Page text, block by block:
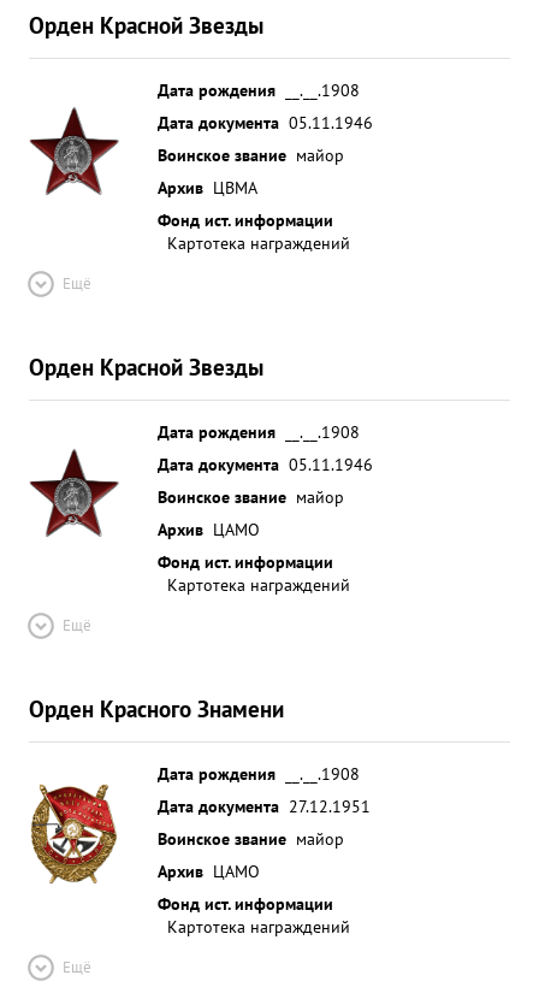
Орден Красной Звезды
Дата рождения
__.__.1908
Дата документа 05.11.1946
Воинское звание майор
Архив ЦВМА
Фонд ист. информации
Картотека награждений
Ещё
Орден Красной Звезды
Дата рождения
__.__.1908
Дата документа 05.11.1946
Воинское звание майор
Архив ЦАМО
Фонд ист. информации
Картотека награждений
Ещё
Орден Красного Знамени
Дата рождения
__.__.1908
Дата документа 27.12.1951
Воинское звание майор
Архив ЦАМО
Фонд ист. информации
Картотека награждений
Ещё